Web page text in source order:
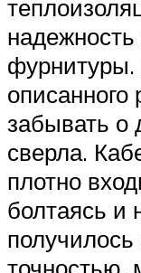
фурнитуры.
описанного
забывать о
сверла.
плотно
болтаясь и
получилось